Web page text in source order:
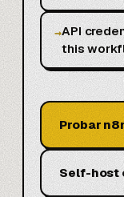
→API
this
Probar
Self-host